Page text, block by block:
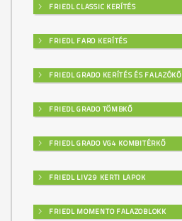
FRIEDL CLASSIC KERÍTÉS
FRIEDL FARO KERÍTÉS
FRIEDL GRADO KERÍTÉS ÉS FALAZÓKŐ
FRIEDL GRADO TÖMBKŐ
FRIEDL GRADO VG4 KOMBITÉRKŐ
FRIEDL LIV29 KERTI LAPOK
FRIEDL MOMENTO FALAZOBLOKK